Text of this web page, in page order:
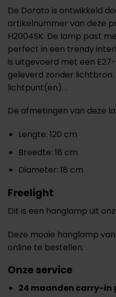
De Dorato is ontwikkeld
artikelnummer van deze
H2004SK. De lamp past
perfect in een trendy
is uitgevoerd met een
geleverd zonder
lichtpunt(en). .
De afmetingen van deze
Lengte: 120 cm
Breedte: 18 cm
Diameter: 18 cm
Freelight
Dit is een hanglamp uit
Deze mooie hanglamp
online te bestellen.
Onze service
24 maanden carry-in